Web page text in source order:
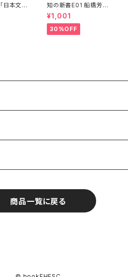
日本文化
篠笛・真
知の新書E01 船橋芳信
「世界で最高！ なんちゃ
って、イタリア：オペラ、
ファッション、料理、アー
ト、歴史」
¥1,001
30%OFF
商品一覧に戻る